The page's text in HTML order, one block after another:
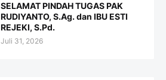
SELAMAT PINDAH TUGAS PAK
RUDIYANTO, S.Ag. dan IBU ESTI
REJEKI, S.Pd.
Juli 31, 2026